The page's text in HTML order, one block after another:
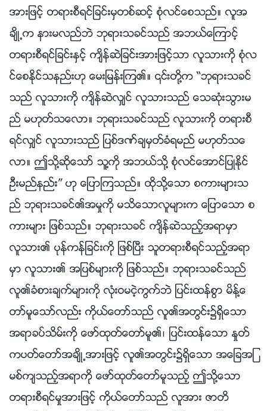
အားျဖင့္ တရားစီရင္ျခင္းမွတစ္ဆင့္ စုံလင္ေစသည္။ လူအ
ခ်ိဳ႕က နားမလည္ဘဲ ဘုရားသခင္သည္ အဘယ္ေၾကာင့္
တရားစီရင္ျခင္းႏွင့္ က်ိန္ဆဲျခင္းအားျဖင့္သာ လူသားကို စုံလ
င္ေစႏိုင္သနည္းဟု ေမးျမန္းၾက၏။ ၎တို႔က “ဘုရားသခင္
သည္ လူသားကို က်ိန္ဆဲလွ်င္ လူသားသည္ ေသဆုံးသြားမ
ည္ မဟုတ္သေလာ။ ဘုရားသခင္သည္ လူသားကို တရားစီ
ရင္လွ်င္ လူသားသည္ ျပစ္ဒဏ္ခ်မွတ္ခံရမည္ မဟုတ္သေ
လာ။ ဤသို႔ဆိုေသာ္ သူ႔ကို အဘယ္သို႔ စုံလင္ေအာင္ျပဳႏိုင္
ဦးမည္နည္း” ဟု ေျပာၾကသည္။ ထိုသို႔ေသာ စကားမ်ားသ
ည္ ဘုရားသခင္၏အမႈကို မသိေသာလူမ်ားက ေျပာေသာ စ
ကားမ်ား ျဖစ္သည္။ ဘုရားသခင္ က်ိန္ဆဲသည့္အရာမွာ
လူသား၏ ပုန္ကန္ျခင္းကို ျဖစ္ၿပီး သူတရားစီရင္သည့္အရာ
မွာ လူသား၏ အျပစ္မ်ားကို ျဖစ္သည္။ ဘုရားသခင္သည္
လူ၏ခံစားခ်က္မ်ားကို လုံးဝမငဲ့ကြက္ဘဲ ျပင္းထန္စြာ မိန႔္ေ
တာ္မူေသာ္လည္း ကိုယ္ေတာ္သည္ လူ၏အတြင္း၌ရွိေသာ
အရာခပ္သိမ္းကို ေဖာ္ထုတ္ေတာ္မူ၏၊ ျပင္းထန္ေသာ ႏႈတ္
ကပတ္ေတာ္အခ်ိဳ႕အားျဖင့္ လူ၏အတြင္း၌ရွိေသာ အေျခအျ
မစ္က်သည့္အရာကို ေဖာ္ထုတ္ေတာ္မူသည့္ ဤသို႔ေသာ
တရားစီရင္မႈအားျဖင့္ ကိုယ္ေတာ္သည္ လူအား ဇာတိ